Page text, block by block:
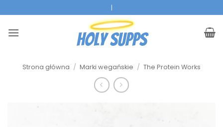
do
treści
|
Strona główna / Marki wegańskie / The Protein Works